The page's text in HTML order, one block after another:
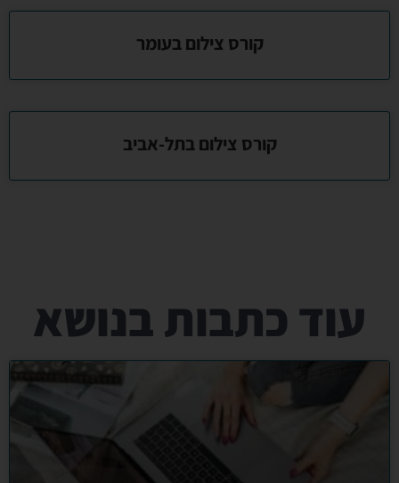
קורס צילום בעומר
קורס צילום בתל-אביב
עוד כתבות בנושא